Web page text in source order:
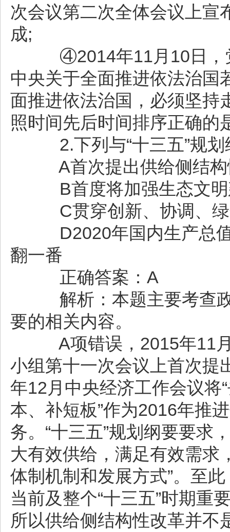
次会议第二次全体会议上宣
成;
④2014年11月10日，
中央关于全面推进依法治国
面推进依法治国，必须坚持
照时间先后时间排序正确
2.下列与“十三五”规划
A首次提出供给侧结构
B首度将加强生态文明
C贯穿创新、协调、绿
D2020年国内生产总值
翻一番
正确答案：A
解析：本题主要考查政
要的相关内容。
A项错误，2015年11月
小组第十一次会议上首次提
年12月中央经济工作会议将
本、补短板”作为2016年推
务。“十三五”规划纲要要求
大有效供给，满足有效需求
体制机制和发展方式”。至
当前及整个“十三五”时期重
所以供给侧结构性改革并不